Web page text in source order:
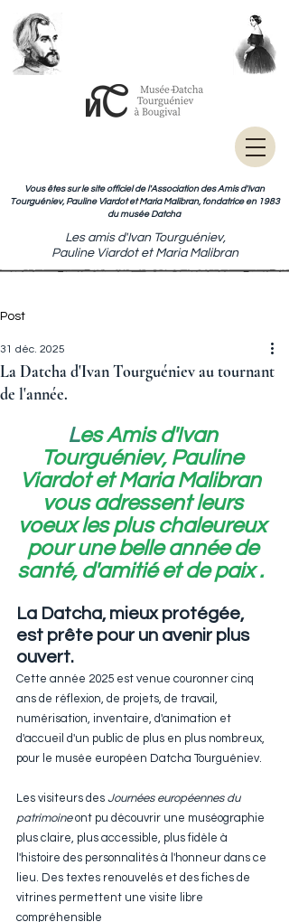
Vous êtes sur le site officiel de l'Association des Amis d'Ivan
Tourguéniev, Pauline Viardot et Maria Malibran, fondatrice en 1983
du musée Datcha
Les amis d'Ivan Tourguéniev,
Pauline Viardot et Maria Malibran
Post
La Datcha d'Ivan Tourguéniev au tournant
de l'année.
31 déc. 2025
Les Amis d'Ivan
Tourguéniev, Pauline
Viardot et Maria Malibran
vous adressent leurs
voeux les plus chaleureux
pour une belle année de
santé, d'amitié et de paix .
La Datcha, mieux protégée,
est prête pour un avenir plus
ouvert.
Cette année 2025 est venue couronner cinq
ans de réflexion, de projets, de travail,
numérisation, inventaire, d'animation et
d'accueil d'un public de plus en plus nombreux,
pour le musée européen Datcha Tourguéniev.
Les visiteurs des Journées européennes du
patrimoine ont pu découvrir une muséographie
plus claire, plus accessible, plus fidèle à
l'histoire des personnalités à l'honneur dans ce
lieu. Des textes renouvelés et des fiches de
vitrines permettent une visite libre
compréhensible